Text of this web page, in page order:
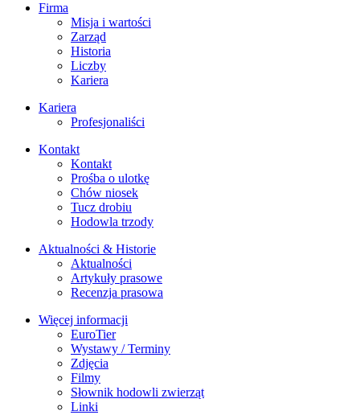
Firma
Misja i wartości
Zarząd
Historia
Liczby
Kariera
Kariera
Profesjonaliści
Kontakt
Kontakt
Prośba o ulotkę
Chów niosek
Tucz drobiu
Hodowla trzody
Aktualności & Historie
Aktualności
Artykuły prasowe
Recenzja prasowa
Więcej informacji
EuroTier
Wystawy / Terminy
Zdjęcia
Filmy
Słownik hodowli zwierząt
Linki